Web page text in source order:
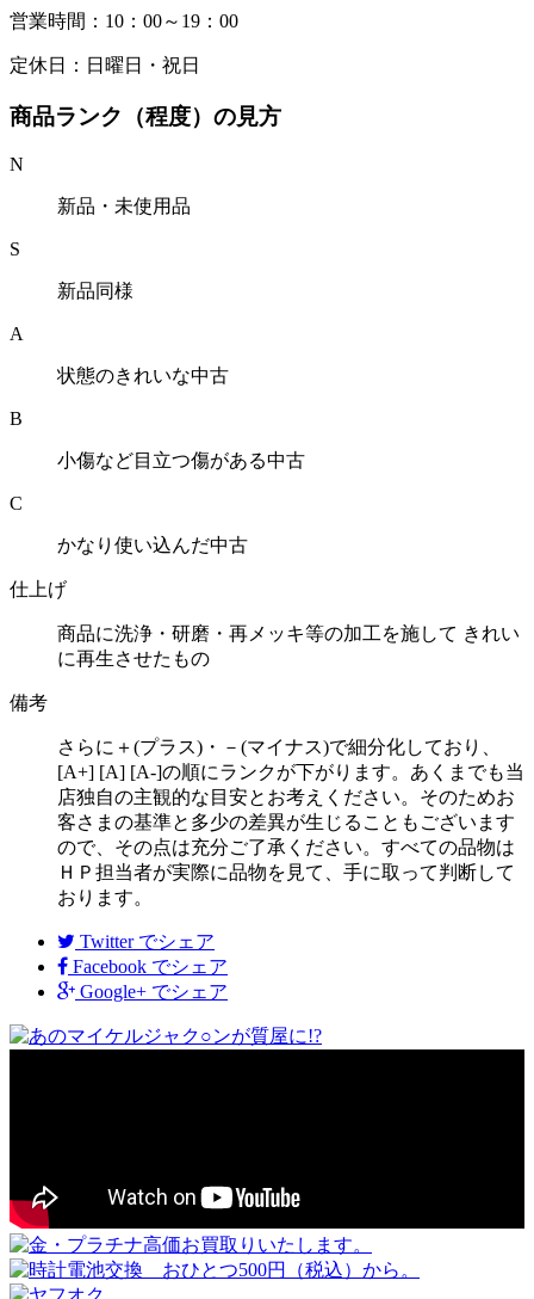
営業時間：10：00～19：00
定休日：日曜日・祝日
商品ランク（程度）の見方
N
新品・未使用品
S
新品同様
A
状態のきれいな中古
B
小傷など目立つ傷がある中古
C
かなり使い込んだ中古
仕上げ
商品に洗浄・研磨・再メッキ等の加工を施して きれい
に再生させたもの
備考
さらに＋(プラス)・－(マイナス)で細分化しており、
[A+] [A] [A-]の順にランクが下がります。あくまでも当
店独自の主観的な目安とお考えください。そのためお
客さまの基準と多少の差異が生じることもございます
ので、その点は充分ご了承ください。すべての品物は
ＨＰ担当者が実際に品物を見て、手に取って判断して
おります。
Twitter でシェア
Facebook でシェア
Google+ でシェア